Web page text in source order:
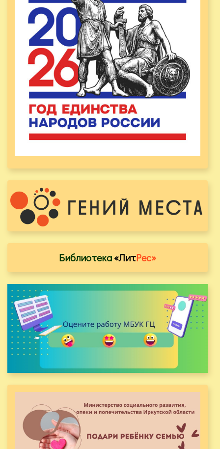
Библиотека«ЛитРес»